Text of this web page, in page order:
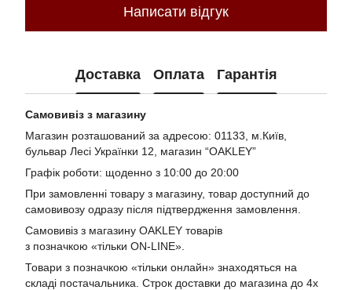
Написати відгук
Доставка Оплата Гарантія
Самовивіз з магазину
Магазин розташований за адресою: 01133, м.Київ,
бульвар Лесі Українки 12, магазин “OAKLEY”
Графік роботи: щоденно з 10:00 до 20:00
При замовленні товару з магазину, товар доступний до
самовивозу одразу після підтвердження замовлення.
Самовивіз з магазину OAKLEY товарів
з позначкою «тільки ON-LINE».
Товари з позначкою «тільки онлайн» знаходяться на
складі постачальника. Строк доставки до магазина до 4х